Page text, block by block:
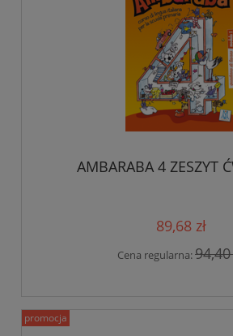
AMBARABA 4 ZESZYT
89,68 zł
Cena regularna:94,40
promocja